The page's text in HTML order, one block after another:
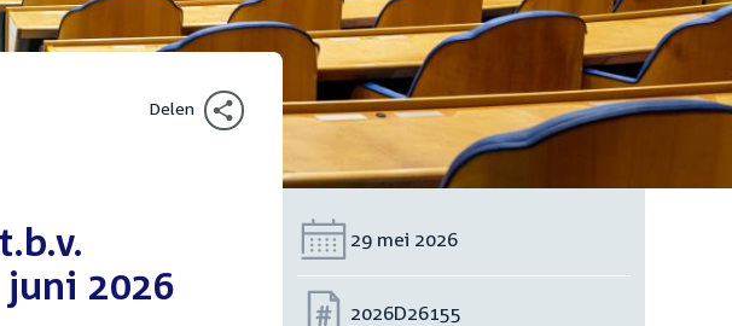
Delen
2026
Datum:
29 mei 2026
Nummer:
2026D26155